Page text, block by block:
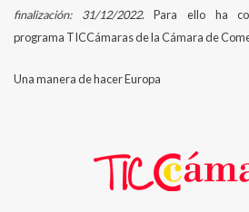
finalización: 31/12/2022. Para ello ha
programa TICCámaras de la Cámara de
Una manera de hacer Europa